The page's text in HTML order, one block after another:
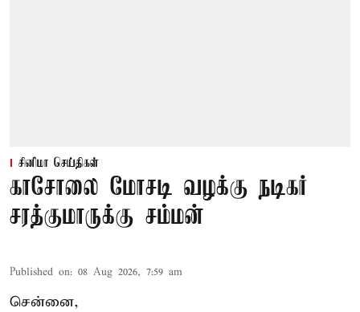
சினிமா செய்திகள்
காசோலை மோசடி வழக்கு நடிகர்
சரத்குமாருக்கு சம்மன்
Published on: 08 Aug 2026, 7:59 am
சென்னை,